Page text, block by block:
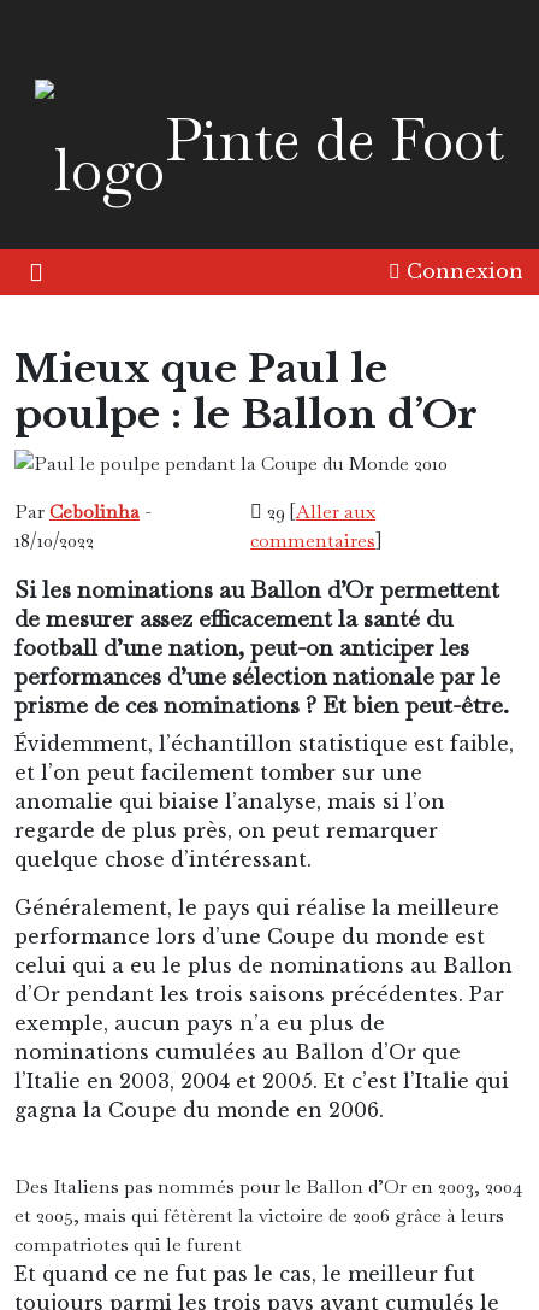
Pinte de Foot
Connexion
Mieux que Paul le
poulpe : le Ballon d’Or
Amérique Europe Friandise
ParCebolinha -
18/10/2022
29 [Aller aux
commentaires]
Si les nominations au Ballon d’Or permettent
de mesurer assez efficacement la santé du
football d’une nation, peut-on anticiper les
performances d’une sélection nationale par le
prisme de ces nominations ? Et bien peut-être.
Évidemment, l’échantillon statistique est faible,
et l’on peut facilement tomber sur une
anomalie qui biaise l’analyse, mais si l’on
regarde de plus près, on peut remarquer
quelque chose d’intéressant.
Généralement, le pays qui réalise la meilleure
performance lors d’une Coupe du monde est
celui qui a eu le plus de nominations au Ballon
d’Or pendant les trois saisons précédentes. Par
exemple, aucun pays n’a eu plus de
nominations cumulées au Ballon d’Or que
l’Italie en 2003, 2004 et 2005. Et c’est l’Italie qui
gagna la Coupe du monde en 2006.
Des Italiens pas nommés pour le Ballon d’Or en 2003, 2004
et 2005, mais qui fêtèrent la victoire de 2006 grâce à leurs
compatriotes qui le furent
Et quand ce ne fut pas le cas, le meilleur fut
toujours parmi les trois pays ayant cumulés le